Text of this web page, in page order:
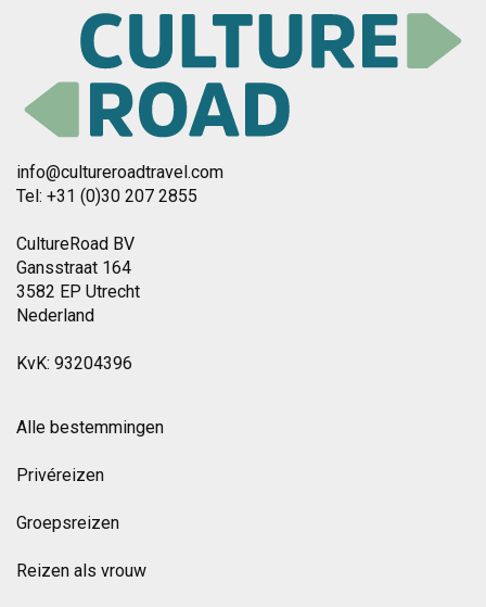
info@cultureroadtravel.com
Tel: +31 (0)30 207 2855
CultureRoad BV
Gansstraat 164
3582 EP Utrecht
Nederland
KvK: 93204396
Alle bestemmingen
Privéreizen
Groepsreizen
Reizen als vrouw